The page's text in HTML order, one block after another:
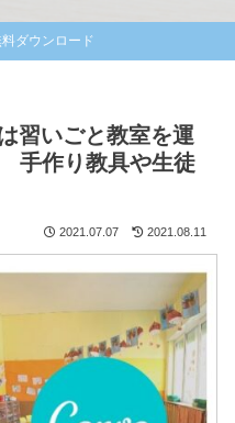
ダウンロード
習いごと教室を運
手作り教具や生徒
2021.07.07 2021.08.11